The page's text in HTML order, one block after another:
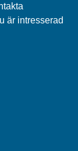
är intresserad